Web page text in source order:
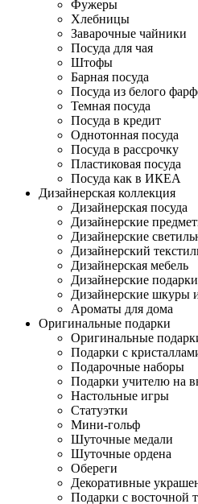
Фужеры
Хлебницы
Заварочные чайники
Посуда для чая
Штофы
Барная посуда
Посуда из белого
Темная посуда
Посуда в кредит
Однотонная посуда
Посуда в рассрочку
Пластиковая посуда
Посуда как в ИКЕА
Дизайнерская коллекция
Дизайнерская посуда
Дизайнерские
Дизайнерские
Дизайнерский
Дизайнерская мебель
Дизайнерские
Дизайнерские шкуры
Ароматы для дома
Оригинальные подарки
Оригинальные
Подарки с
Подарочные наборы
Подарки учителю на
Настольные игры
Статуэтки
Мини-гольф
Шуточные медали
Шуточные ордена
Обереги
Декоративные
Подарки с восточной